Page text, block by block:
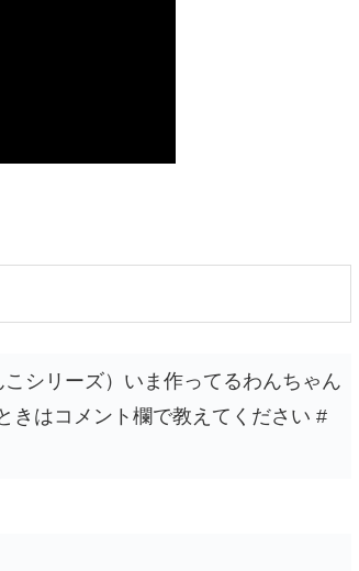
シリーズ）いま作ってるわんちゃん
はコメント欄で教えてください #